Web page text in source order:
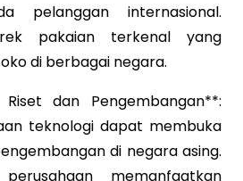
pelanggan internasional.
pakaian terkenal yang
di berbagai negara.
dan Pengembangan**:
teknologi dapat membuka
di negara asing.
memanfaatkan